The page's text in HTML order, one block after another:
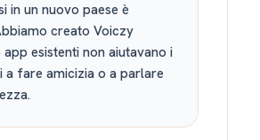
in un nuovo paese è
creato Voiczy
esistenti non aiutavano i
a fare amicizia o a parlare